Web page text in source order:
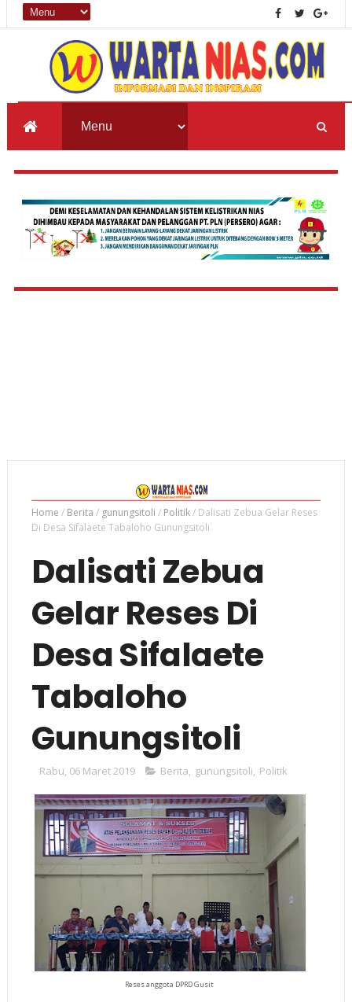
Home / Berita / gunungsitoli / Politik/ Dalisati Zebua Gelar Reses
Di Desa Sifalaete Tabaloho Gunungsitoli
Dalisati Zebua
Gelar Reses Di
Desa Sifalaete
Tabaloho
Gunungsitoli
Rabu, 06 Maret 2019 Berita, gunungsitoli, Politik
Reses anggota DPRD Gusit